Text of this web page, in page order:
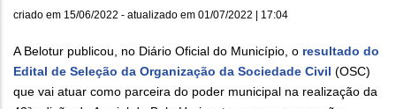
criado em 15/06/2022 - atualizado em 01/07/2022 | 17:04
A Belotur publicou, no Diário Oficial do Município, o resultado do
Edital de Seleção da Organização da Sociedade Civil (OSC)
que vai atuar como parceira do poder municipal na realização da